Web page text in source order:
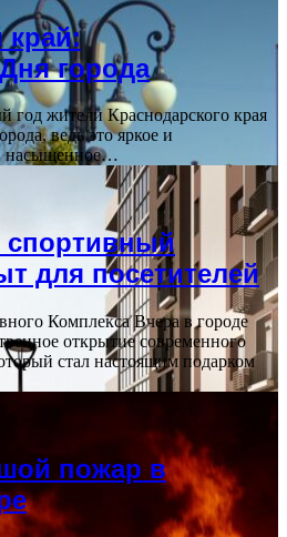
край:
города
год жители Краснодарского края
ведь это яркое и
насыщенное…
для посетителей
Комплекса Вчера в городе
открытие современного
стал настоящим подарком
пожар в